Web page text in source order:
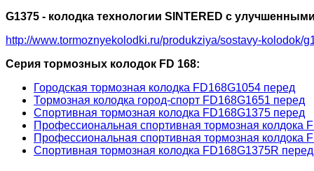
G1375 - колодка технологии SINTERED с
http://www.tormoznyekolodki.ru/produkziya/sostavy-kolodok/
Серия тормозных колодок FD 168:
Городская тормозная колодка FD168G1054 перед
Тормозная колодка город-спорт FD168G1651 перед
Спортивная тормозная колодка FD168G1375 перед
Профессиональная спортивная тормозная колдока
Профессиональная спортивная тормозная колдока
Спортивная тормозная колодка FD168G1375R перед